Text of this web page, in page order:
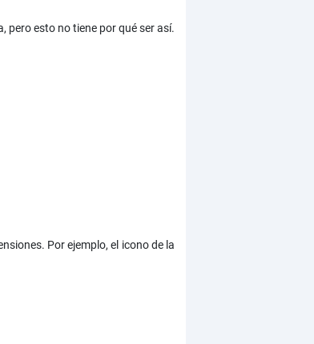
pero esto no tiene por qué ser así.
Por ejemplo, el icono de la